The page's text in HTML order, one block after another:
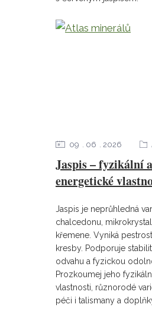
Jaspis – fyzikální a
energetické
09 06 2026
Jaspis je neprůhledná
chalcedonu,
křemene. Vyniká
kresby. Podporuje
odvahu a fyzickou
Prozkoumej jeho
vlastnosti, různorodé
péči i talismany a